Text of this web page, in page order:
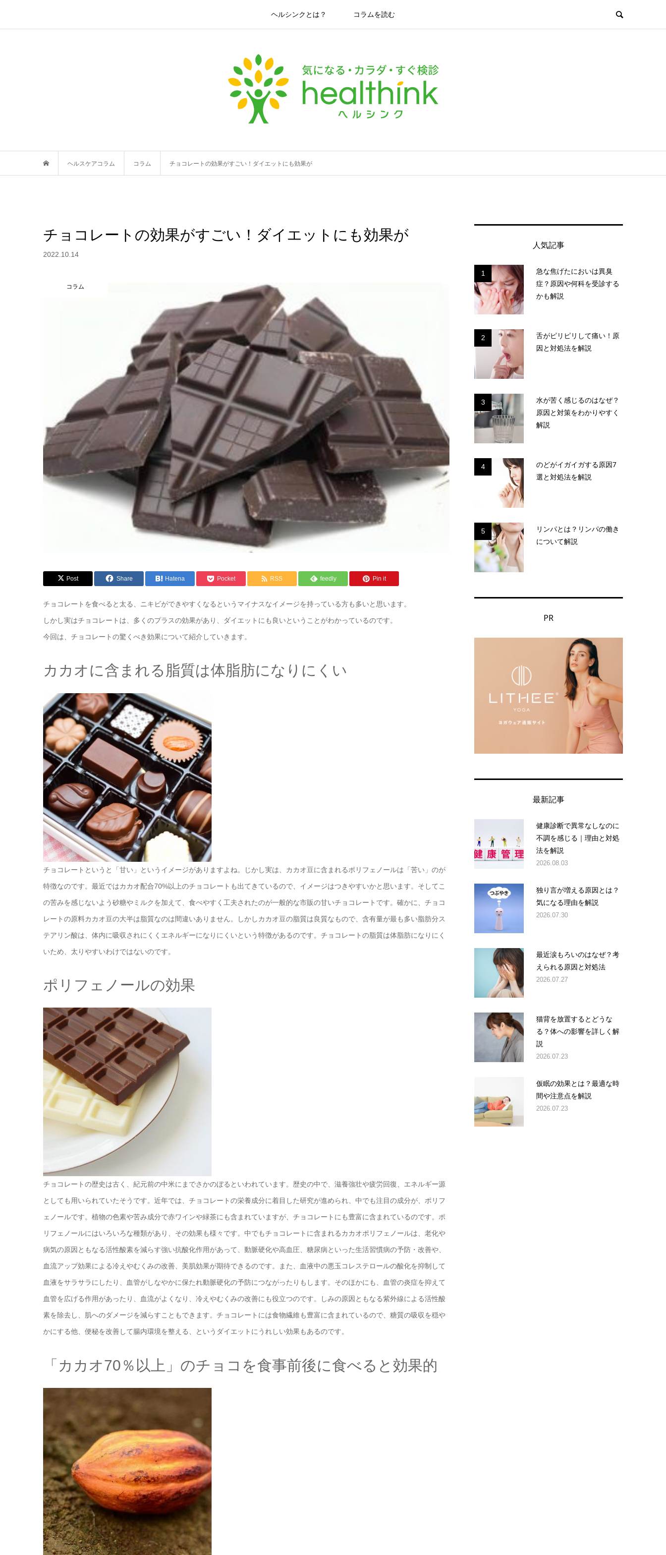
ヘルシンクとは？ コラムを読む
ヘルスケアコラム コラム チョコレートの効果がすごい！ダイエットにも効果が
チョコレートの効果がすごい！ダイエットにも効果が
2022.10.14
コラム
Post Share Hatena Pocket RSS feedly Pin it
チョコレートを食べると太る、ニキビができやすくなるというマイナスなイメージを持っている方も多いと思います。
しかし実はチョコレートは、多くのプラスの効果があり、ダイエットにも良いということがわかっているのです。
今回は、チョコレートの驚くべき効果について紹介していきます。
カカオに含まれる脂質は体脂肪になりにくい
チョコレートというと「甘い」というイメージがありますよね。じかし実は、カカオ豆に含まれるポリフェノールは「苦い」のが
特徴なのです。最近ではカカオ配合70%以上のチョコレートも出てきているので、イメージはつきやすいかと思います。そしてこ
の苦みを感じないよう砂糖やミルクを加えて、食べやすく工夫されたのが一般的な市販の甘いチョコレートです。確かに、チョコ
レートの原料カカオ豆の大半は脂質なのは間違いありません。しかしカカオ豆の脂質は良質なもので、含有量が最も多い脂肪分ス
テアリン酸は、体内に吸収されにくくエネルギーになりにくいという特徴があるのです。チョコレートの脂質は体脂肪になりにく
いため、太りやすいわけではないのです。
ポリフェノールの効果
チョコレートの歴史は古く、紀元前の中米にまでさかのぼるといわれています。歴史の中で、滋養強壮や疲労回復、エネルギー源
としても用いられていたそうです。近年では、チョコレートの栄養成分に着目した研究が進められ、中でも注目の成分が、ポリフ
ェノールです。植物の色素や苦み成分で赤ワインや緑茶にも含まれていますが、チョコレートにも豊富に含まれているのです。ポ
リフェノールにはいろいろな種類があり、その効果も様々です。中でもチョコレートに含まれるカカオポリフェノールは、老化や
病気の原因ともなる活性酸素を減らす強い抗酸化作用があって、動脈硬化や高血圧、糖尿病といった生活習慣病の予防・改善や、
血流アップ効果による冷えやむくみの改善、美肌効果が期待できるのです。また、血液中の悪玉コレステロールの酸化を抑制して
血液をサラサラにしたり、血管がしなやかに保たれ動脈硬化の予防につながったりもします。そのほかにも、血管の炎症を抑えて
血管を広げる作用があったり、血流がよくなり、冷えやむくみの改善にも役立つのです。しみの原因ともなる紫外線による活性酸
素を除去し、肌へのダメージを減らすこともできます。チョコレートには食物繊維も豊富に含まれているので、糖質の吸収を穏や
かにする他、便秘を改善して腸内環境を整える、というダイエットにうれしい効果もあるのです。
「カカオ70％以上」のチョコを食事前後に食べると効果的
人気記事
1
急な焦げたにおいは異臭
症？原因や何科を受診する
かも解説
2
舌がピリピリして痛い！原
因と対処法を解説
3
水が苦く感じるのはなぜ？
原因と対策をわかりやすく
解説
4
のどがイガイガする原因7
選と対処法を解説
5
リンパとは？リンパの働き
について解説
PR
最新記事
健康診断で異常なしなのに
不調を感じる｜理由と対処
法を解説
2026.08.03
独り言が増える原因とは？
気になる理由を解説
2026.07.30
最近涙もろいのはなぜ？考
えられる原因と対処法
2026.07.27
猫背を放置するとどうな
る？体への影響を詳しく解
説
2026.07.23
仮眠の効果とは？最適な時
間や注意点を解説
2026.07.23